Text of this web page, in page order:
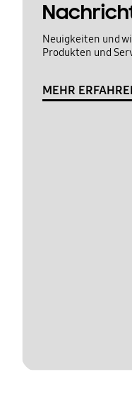
Neuigkeiten und
Produkten und
MEHR